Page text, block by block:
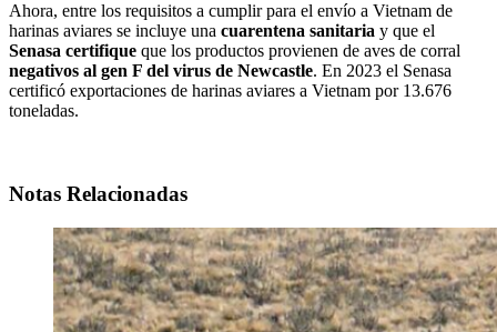
Ahora, entre los requisitos a cumplir para el envío a Vietnam de
harinas aviares se incluye una cuarentena sanitaria y que el
Senasa certifique que los productos provienen de aves de corral
negativos al gen F del virus de Newcastle. En 2023 el Senasa
certificó exportaciones de harinas aviares a Vietnam por 13.676
toneladas.
Notas Relacionadas